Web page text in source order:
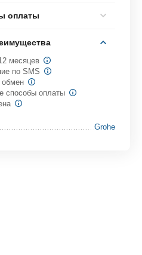
оплаты
месяцев
по SMS
способы оплаты
Grohe